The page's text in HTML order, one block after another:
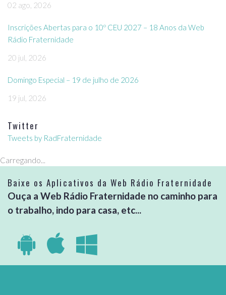
02 ago, 2026
Inscrições Abertas para o 10º CEU 2027 – 18 Anos da Web
Rádio Fraternidade
20 jul, 2026
Domingo Especial – 19 de julho de 2026
19 jul, 2026
Twitter
Tweets by RadFraternidade
Carregando...
Baixe os Aplicativos da Web Rádio Fraternidade
Ouça a Web Rádio Fraternidade no caminho para
o trabalho, indo para casa, etc...